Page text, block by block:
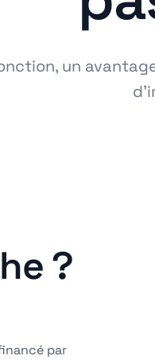
un
?
par